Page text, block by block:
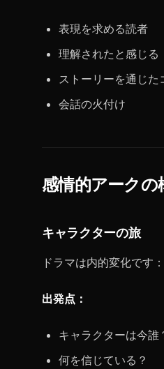
表現を求める読者
理解されたと感じる
ストーリーを通じた
会話の火付け
感情的アークの
キャラクターの旅
ドラマは内的変化です：
出発点：
キャラクターは今誰
何を信じている？